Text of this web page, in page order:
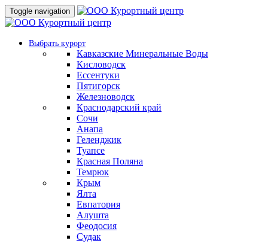
Toggle navigation
Выбрать курорт
Кавказские Минеральные Воды
Кисловодск
Ессентуки
Пятигорск
Железноводск
Краснодарский край
Сочи
Анапа
Геленджик
Туапсе
Красная Поляна
Темрюк
Крым
Ялта
Евпатория
Алушта
Феодосия
Судак